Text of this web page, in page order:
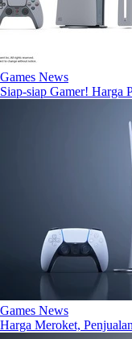
Games News
Siap-siap Gamer! Harga
Games News
Harga Meroket,